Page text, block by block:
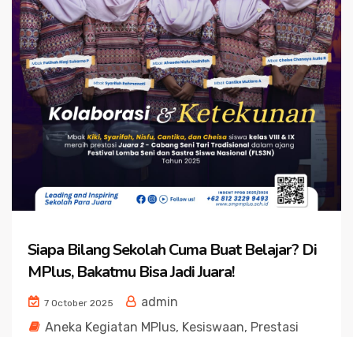
Siapa Bilang Sekolah Cuma Buat Belajar? Di
MPlus, Bakatmu Bisa Jadi Juara!
7 October 2025
admin
Aneka Kegiatan MPlus, Kesiswaan, Prestasi